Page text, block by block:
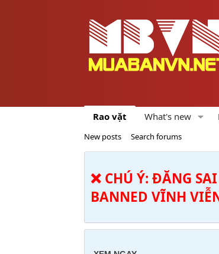
Rao vặt What's new
New posts Search forums
❌ CHÚ Ý: ĐĂNG
BANNED VĨNH